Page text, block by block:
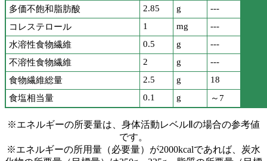
多価不飽和脂肪酸
2.85 g
---
コレステロール
1 mg
---
水溶性食物繊維
0.5 g
---
不溶性食物繊維
2 g
---
食物繊維総量
2.5 g
18
食塩相当量
0.1 g ～7
※エネルギーの所要量は、身体活動レベルⅡの場合の参考値
です。
※エネルギーの所用量（必要量）が2000kcalであれば、炭水